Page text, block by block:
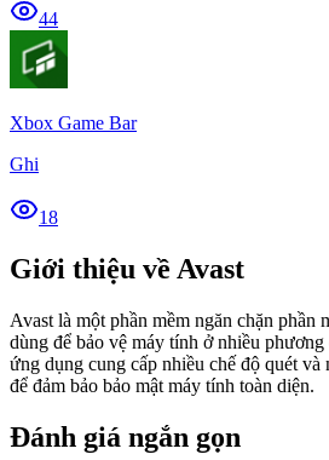
44
Xbox Game Bar
Ghi
18
Giới thiệu về Avast
Avast là một phần mềm ngăn chặn phần
dùng để bảo vệ máy tính ở nhiều
ứng dụng cung cấp nhiều chế độ quét
để đảm bảo bảo mật máy tính toàn diện.
Đánh giá ngắn gọn